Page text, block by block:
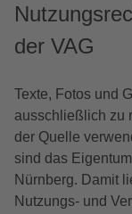
der VAG
Texte, Fotos und
ausschließlich zu
der Quelle
sind das
Nürnberg. Damit
Nutzungs- und